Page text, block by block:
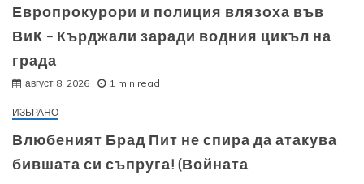
Европрокурори и полиция влязоха във
ВиК – Кърджали заради водния цикъл на
града
август 8, 2026 1 min read
ИЗБРАНО
Влюбеният Брад Пит не спира да атакува
бившата си съпруга! (Войната